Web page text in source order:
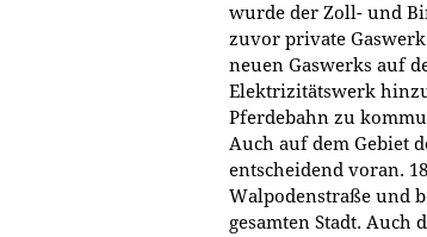
wurde der Zoll- und
zuvor private Gaswerk
neuen Gaswerks auf
Elektrizitätswerk
Pferdebahn zu
Auch auf dem Gebiet
entscheidend voran.
Walpodenstraße und
gesamten Stadt. Auch